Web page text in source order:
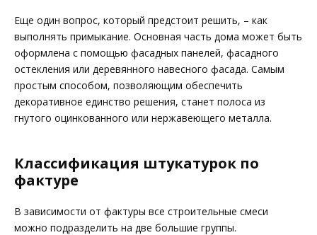
Еще один вопрос, который предстоит решить, – как
выполнять примыкание. Основная часть дома может быть
оформлена с помощью фасадных панелей, фасадного
остекления или деревянного навесного фасада. Самым
простым способом, позволяющим обеспечить
декоративное единство решения, станет полоса из
гнутого оцинкованного или нержавеющего металла.
Классификация штукатурок по
фактуре
В зависимости от фактуры все строительные смеси
можно подразделить на две большие группы.